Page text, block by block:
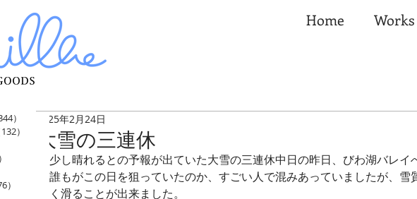
Home Works
大雪の三連休
2025年2月24日
少し晴れるとの予報が出ていた大雪の三連休中日の昨日、びわ湖バレイ
誰もがこの日を狙っていたのか、すごい人で混みあっていましたが、雪
く滑ることが出来ました。
）
1,344件の記事
132）
132件の記事
295件の記事
）
176件の記事